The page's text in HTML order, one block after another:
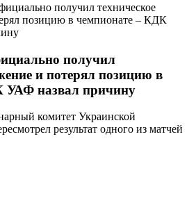
получил техническое
позицию в чемпионате – КДК
получил
и потерял позицию в
УАФ назвал причину
комитет Украинской
результат одного из матчей